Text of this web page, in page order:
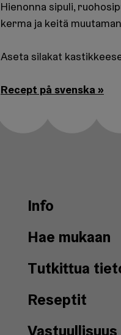
Hienonna sipuli,
kerma ja keitä
Aseta silakat
Recept på svenska »
Info
Hae mukaan
Tutkittua
Reseptit
Vastuullisuus